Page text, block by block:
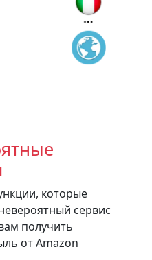
которые
сервис
получить
от Amazon